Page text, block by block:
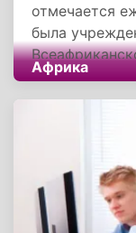
отмечается
была
прошедшей в
Танзании.
притеснений
праву
африканки в
по подиуму,
мир к
Африка